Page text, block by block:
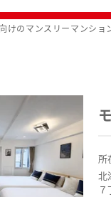
所
北
けのマンスリーマンシ